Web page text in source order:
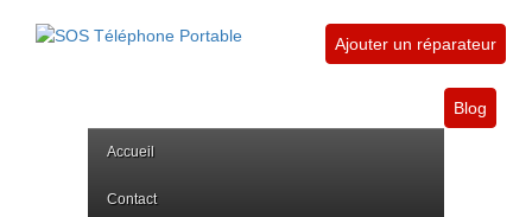
Ajouter un réparateur
Blog
Accueil
Contact